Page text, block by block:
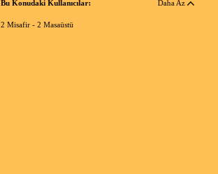
Bu Konudaki Kullanıcılar: Daha Az
2 Misafir - 2 Masaüstü